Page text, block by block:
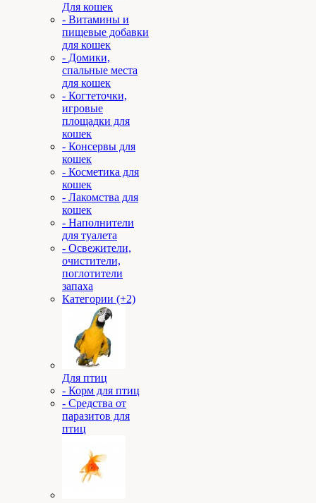
Для кошек
- Витамины и
пищевые добавки
для кошек
- Домики,
спальные места
для кошек
- Когтеточки,
игровые
площадки для
кошек
- Консервы для
кошек
- Косметика для
кошек
- Лакомства для
кошек
- Наполнители
для туалета
- Освежители,
очистители,
поглотители
запаха
Категории (+2)
Для птиц
- Корм для птиц
- Средства от
паразитов для
птиц